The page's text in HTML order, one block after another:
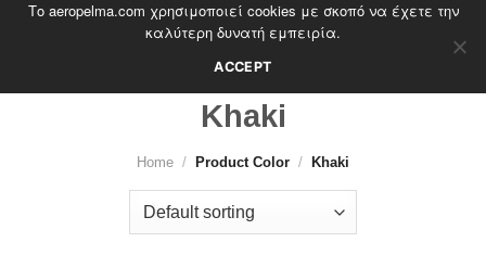
Skip
Khaki
Home / Product Color / Khaki
Το aeropelma.com χρησιμοποιεί cookies με σκοπό να έχετε την
καλύτερη δυνατή εμπειρία.
ACCEPT